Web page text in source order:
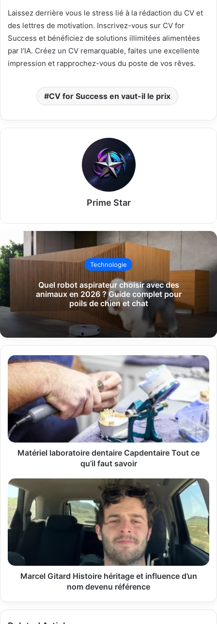
Laissez derrière vous le stress lié à la rédaction du CV et
des lettres de motivation. Inscrivez-vous sur CV for
Success et bénéficiez de solutions illimitées alimentées
par l’IA. Créez un CV remarquable, faites une excellente
impression et rapprochez-vous du poste de vos rêves.
CV for Success en vaut-il le prix
Prime Star
Technologie
Quel robot aspirateur choisir avec des
animaux en 2026 ? Guide complet pour
poils de chien et chat
Matériel
laboratoire
dentaire
Capdentaire
Tout
ce
qu’il
faut
savoir
Matériel laboratoire dentaire Capdentaire Tout ce
qu’il faut savoir
Marcel
Gitard
Histoire
héritage
et
influence
nom
devenu
référence
Marcel Gitard Histoire héritage et influence d’un
nom devenu référence